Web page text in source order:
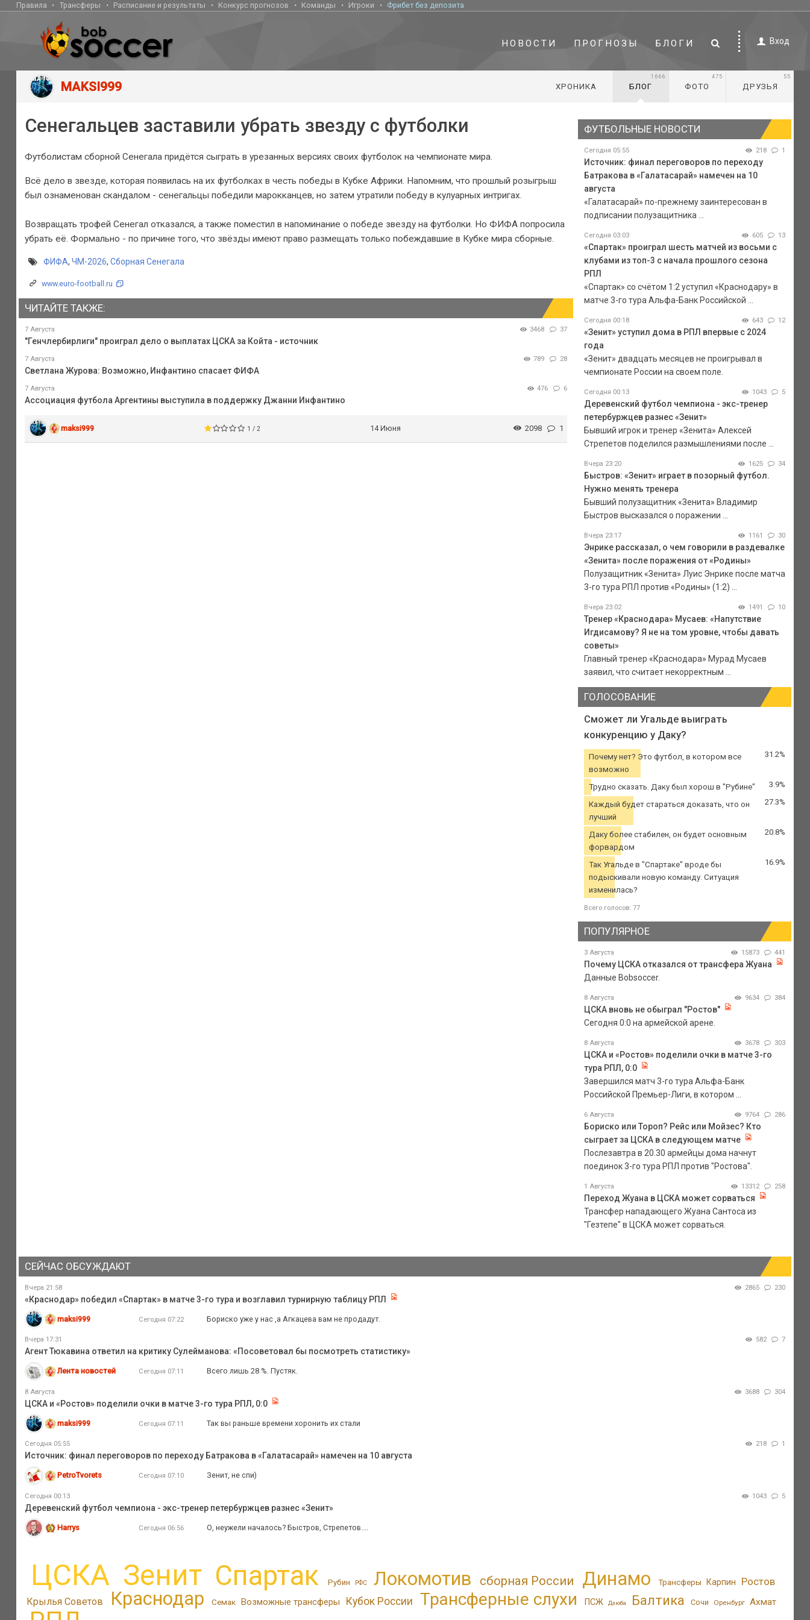
Правила Трансферы Расписание и результаты Конкурс прогнозов Команды Игроки Фрибет без депозита
НОВОСТИ ПРОГНОЗЫ БЛОГИ Вход
MAKSI999 ХРОНИКА БЛОГ
1666
ФОТО
475
ДРУЗЬЯ
55
Сенегальцев заставили убрать звезду с футболки
Футболистам сборной Сенегала придётся сыграть в урезанных версиях своих футболок на чемпионате мира.
Всё дело в звезде, которая появилась на их футболках в честь победы в Кубке Африки. Напомним, что прошлый розыгрыш
был ознаменован скандалом - сенегальцы победили марокканцев, но затем утратили победу в кулуарных интригах.
Возвращать трофей Сенегал отказался, а также поместил в напоминание о победе звезду на футболки. Но ФИФА попросила
убрать её. Формально - по причине того, что звёзды имеют право размещать только побеждавшие в Кубке мира сборные.
ФИФА, ЧМ-2026, Сборная Сенегала
www.euro-football.ru
ЧИТАЙТЕ ТАКЖЕ:
7 Августа 3468 37
"Генчлербирлиги" проиграл дело о выплатах ЦСКА за Койта - источник
7 Августа 789 28
Светлана Журова: Возможно, Инфантино спасает ФИФА
7 Августа 476 6
Ассоциация футбола Аргентины выступила в поддержку Джанни Инфантино
maksi999 1 / 2 14 Июня 2098 1
ФУТБОЛЬНЫЕ НОВОСТИ
Сегодня 05:55 218 1
Источник: финал переговоров по переходу
Батракова в «Галатасарай» намечен на 10
августа
«Галатасарай» по-прежнему заинтересован в
подписании полузащитника ...
Сегодня 03:03 605 13
«Спартак» проиграл шесть матчей из восьми с
клубами из топ-3 с начала прошлого сезона
РПЛ
«Спартак» со счётом 1:2 уступил «Краснодару» в
матче 3-го тура Альфа-Банк Российской ...
Сегодня 00:18 643 12
«Зенит» уступил дома в РПЛ впервые с 2024
года
«Зенит» двадцать месяцев не проигрывал в
чемпионате России на своем поле.
Сегодня 00:13 1043 5
Деревенский футбол чемпиона - экс-тренер
петербуржцев разнес «Зенит»
Бывший игрок и тренер «Зенита» Алексей
Стрепетов поделился размышлениями после ...
Вчера 23:20 1625 34
Быстров: «Зенит» играет в позорный футбол.
Нужно менять тренера
Бывший полузащитник «Зенита» Владимир
Быстров высказался о поражении ...
Вчера 23:17 1161 30
Энрике рассказал, о чем говорили в раздевалке
«Зенита» после поражения от «Родины»
Полузащитник «Зенита» Луис Энрике после матча
3-го тура РПЛ против «Родины» (1:2) ...
Вчера 23:02 1491 10
Тренер «Краснодара» Мусаев: «Напутствие
Игдисамову? Я не на том уровне, чтобы давать
советы»
Главный тренер «Краснодара» Мурад Мусаев
заявил, что считает некорректным ...
ГОЛОСОВАНИЕ
Сможет ли Угальде выиграть
конкуренцию у Даку?
Почему нет? Это футбол, в котором все
возможно
31.2%
Трудно сказать. Даку был хорош в "Рубине" 3.9%
Каждый будет стараться доказать, что он
лучший
27.3%
Даку более стабилен, он будет основным
форвардом
20.8%
Так Угальде в "Спартаке" вроде бы
подыскивали новую команду. Ситуация
изменилась?
16.9%
Всего голосов: 77
ПОПУЛЯРНОЕ
3 Августа 15873 441
Почему ЦСКА отказался от трансфера Жуана
Данные Bobsoccer.
8 Августа 9634 384
ЦСКА вновь не обыграл "Ростов"
Сегодня 0:0 на армейской арене.
8 Августа 3678 303
ЦСКА и «Ростов» поделили очки в матче 3-го
тура РПЛ, 0:0
Завершился матч 3-го тура Альфа-Банк
Российской Премьер-Лиги, в котором ...
6 Августа 9764 286
Бориско или Тороп? Рейс или Мойзес? Кто
сыграет за ЦСКА в следующем матче
Послезавтра в 20.30 армейцы дома начнут
поединок 3-го тура РПЛ против "Ростова".
1 Августа 13312 258
Переход Жуана в ЦСКА может сорваться
Трансфер нападающего Жуана Сантоса из
"Гезтепе" в ЦСКА может сорваться.
СЕЙЧАС ОБСУЖДАЮТ
Вчера 21:58 2865 230
«Краснодар» победил «Спартак» в матче 3-го тура и возглавил турнирную таблицу РПЛ
maksi999 Сегодня 07:22 Бориско уже у нас ,а Агкацева вам не продадут.
Вчера 17:31 582 7
Агент Тюкавина ответил на критику Сулейманова: «Посоветовал бы посмотреть статистику»
Лента новостей Сегодня 07:11 Всего лишь 28 %. Пустяк.
8 Августа 3688 304
ЦСКА и «Ростов» поделили очки в матче 3-го тура РПЛ, 0:0
maksi999 Сегодня 07:11 Так вы раньше времени хоронить их стали
Сегодня 05:55 218 1
Источник: финал переговоров по переходу Батракова в «Галатасарай» намечен на 10 августа
PetroTvorets Сегодня 07:10 Зенит, не спи)
Сегодня 00:13 1043 5
Деревенский футбол чемпиона - экс-тренер петербуржцев разнес «Зенит»
Harrys Сегодня 06:56 О, неужели началось? Быстров, Стрепетов....
ЦСКА Зенит Спартак Рубин РФС Локомотив сборная России Динамо Трансферы Карпин Ростов
Крылья Советов Краснодар Семак Возможные трансферы Кубок России Трансферные слухи ПСЖ Дзюба Балтика Сочи Оренбург Ахмат